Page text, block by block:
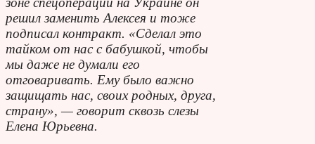
решил заменить Алексея и тоже
подписал контракт. «Сделал это
тайком от нас с бабушкой, чтобы
мы даже не думали его
отговаривать. Ему было важно
защищать нас, своих родных, друга,
страну», — говорит сквозь слезы
Елена Юрьевна.